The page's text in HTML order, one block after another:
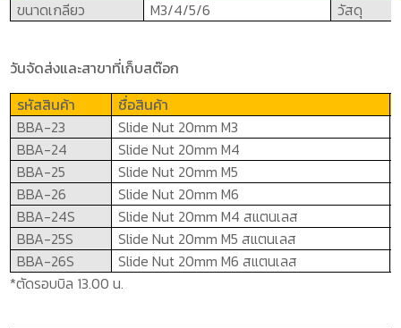
ขนาดเกลียว
M3/4/5/6 วัสดุ
วันจัดส่งและสาขาที่เก็บสต๊อก
รหัสสินค้า
ชื่อสินค้า
BBA-23 Slide Nut 20mm M3
BBA-24 Slide Nut 20mm M4
BBA-25 Slide Nut 20mm M5
BBA-26 Slide Nut 20mm M6
BBA-24S Slide Nut 20mm M4สแตนเลส
BBA-25S Slide Nut 20mm M5สแตนเลส
BBA-26S Slide Nut 20mm M6 สแตนเลส
*ตัดรอบบิล 13.00 น.